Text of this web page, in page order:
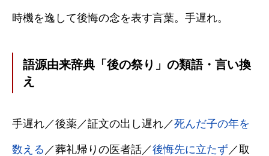
時機を逸して後悔の念を表す言葉。手遅れ。
語源由来辞典「後の祭り」の類語・言い換
え
手遅れ／後薬／証文の出し遅れ／死んだ子の年を
数える ／葬礼帰りの医者話／後悔先に立たず／取